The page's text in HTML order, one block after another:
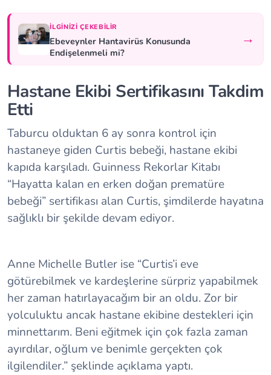
İLGINIZI ÇEKEBILIR
Ebeveynler Hantavirüs Konusunda
Endişelenmeli mi?
→
Hastane Ekibi Sertifikasını Takdim
Etti
Taburcu olduktan 6 ay sonra kontrol için
hastaneye giden Curtis bebeği, hastane ekibi
kapıda karşıladı. Guinness Rekorlar Kitabı
“Hayatta kalan en erken doğan prematüre
bebeği” sertifikası alan Curtis, şimdilerde hayatına
sağlıklı bir şekilde devam ediyor.
Anne Michelle Butler ise “Curtis’i eve
götürebilmek ve kardeşlerine sürpriz yapabilmek
her zaman hatırlayacağım bir an oldu. Zor bir
yolculuktu ancak hastane ekibine destekleri için
minnettarım. Beni eğitmek için çok fazla zaman
ayırdılar, oğlum ve benimle gerçekten çok
ilgilendiler.” şeklinde açıklama yaptı.